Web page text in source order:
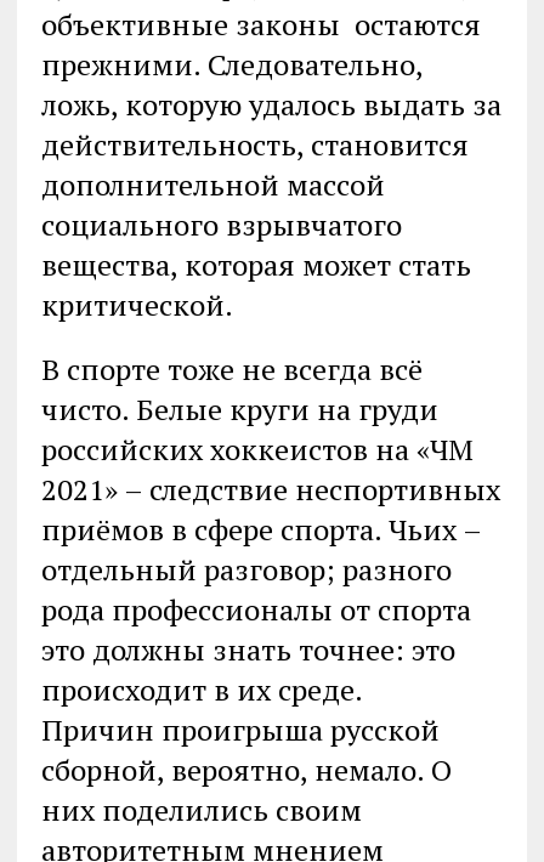
объективные законы остаются
прежними. Следовательно,
ложь, которую удалось выдать за
действительность, становится
дополнительной массой
социального взрывчатого
вещества, которая может стать
критической.
В спорте тоже не всегда всё
чисто. Белые круги на груди
российских хоккеистов на «ЧМ
2021» – следствие неспортивных
приёмов в сфере спорта. Чьих –
отдельный разговор; разного
рода профессионалы от спорта
это должны знать точнее: это
происходит в их среде.
Причин проигрыша русской
сборной, вероятно, немало. О
них поделились своим
авторитетным мнением